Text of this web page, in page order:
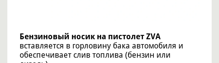
Бензиновый носик на пистолет ZVA
вставляется в горловину бака автомобиля и
обеспечивает слив топлива (бензин или